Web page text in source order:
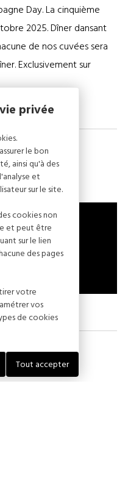
Day. La cinquième
2025. Dîner dansant
de nos cuvées sera
Exclusivement sur
le bon
ainsi qu'à des
et
sur le site.
cookies non
et peut être
sur le lien
des pages
votre
vos
de cookies
Tout accepter